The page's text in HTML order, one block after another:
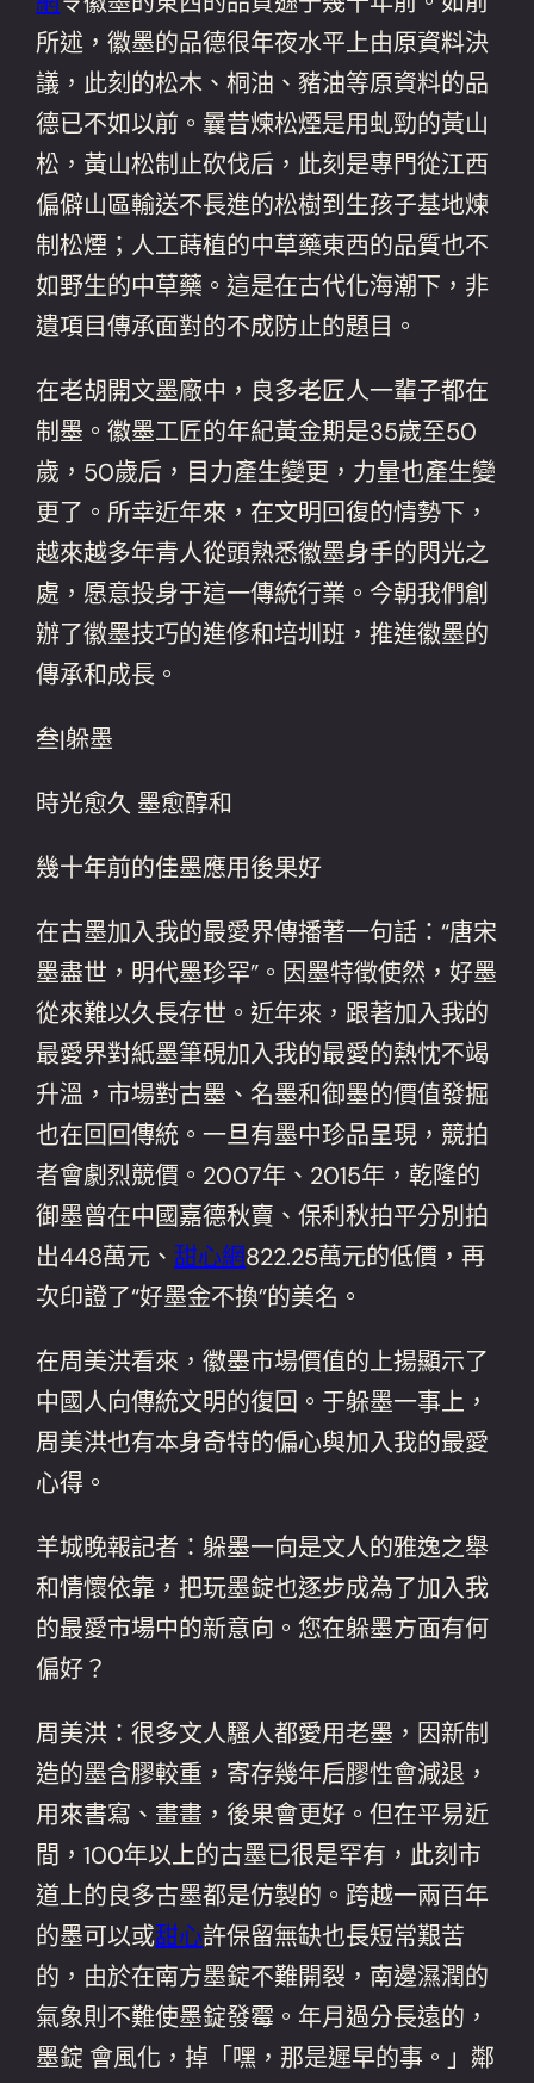
所述，徽墨的品德很年夜水平上由原資料決
議，此刻的松木、桐油、豬油等原資料的品
德已不如以前。曩昔煉松煙是用虬勁的黃山
松，黃山松制止砍伐后，此刻是專門從江西
偏僻山區輸送不長進的松樹到生孩子基地煉
制松煙；人工蒔植的中草藥東西的品質也不
如野生的中草藥。這是在古代化海潮下，非
遺項目傳承面對的不成防止的題目。
在老胡開文墨廠中，良多老匠人一輩子都在
制墨。徽墨工匠的年紀黃金期是35歲至50
歲，50歲后，目力產生變更，力量也產生變
更了。所幸近年來，在文明回復的情勢下，
越來越多年青人從頭熟悉徽墨身手的閃光之
處，愿意投身于這一傳統行業。今朝我們創
辦了徽墨技巧的進修和培圳班，推進徽墨的
傳承和成長。
叁|躲墨
時光愈久 墨愈醇和
幾十年前的佳墨應用後果好
在古墨加入我的最愛界傳播著一句話：“唐宋
墨盡世，明代墨珍罕”。因墨特徵使然，好墨
從來難以久長存世。近年來，跟著加入我的
最愛界對紙墨筆硯加入我的最愛的熱忱不竭
升溫，市場對古墨、名墨和御墨的價值發掘
也在回回傳統。一旦有墨中珍品呈現，競拍
者會劇烈競價。2007年、2015年，乾隆的
御墨曾在中國嘉德秋賣、保利秋拍平分別拍
出448萬元、甜心網822.25萬元的低價，再
次印證了“好墨金不換”的美名。
在周美洪看來，徽墨市場價值的上揚顯示了
中國人向傳統文明的復回。于躲墨一事上，
周美洪也有本身奇特的偏心與加入我的最愛
心得。
羊城晚報記者：躲墨一向是文人的雅逸之舉
和情懷依靠，把玩墨錠也逐步成為了加入我
的最愛市場中的新意向。您在躲墨方面有何
偏好？
周美洪：很多文人騷人都愛用老墨，因新制
造的墨含膠較重，寄存幾年后膠性會減退，
用來書寫、畫畫，後果會更好。但在平易近
間，100年以上的古墨已很是罕有，此刻市
道上的良多古墨都是仿製的。跨越一兩百年
的墨可以或甜心許保留無缺也長短常艱苦
的，由於在南方墨錠不難開裂，南邊濕潤的
氣象則不難使墨錠發霉。年月過分長遠的，
墨錠 會風化，掉「嘿，那是遲早的事。」鄰